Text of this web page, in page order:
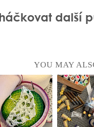
další
YOU MAY